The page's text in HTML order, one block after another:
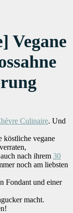
Vegane
Culinaire. Und
köstliche vegane
nach ihrem 30
noch am liebsten
Fondant und einer
macht.